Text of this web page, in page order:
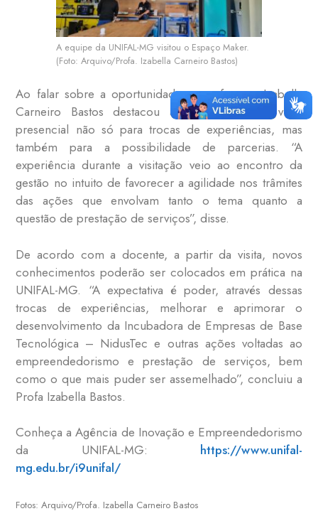
A equipe da UNIFAL-MG visitou o Espaço Maker.
(Foto: Arquivo/Profa. Izabella Carneiro Bastos)
Ao falar sobre a oportunidade, a professora Izabella
Carneiro Bastos destacou a importância da visita
presencial não só para trocas de experiências, mas
também para a possibilidade de parcerias. “A
experiência durante a visitação veio ao encontro da
gestão no intuito de favorecer a agilidade nos trâmites
das ações que envolvam tanto o tema quanto a
questão de prestação de serviços”, disse.
De acordo com a docente, a partir da visita, novos
conhecimentos poderão ser colocados em prática na
UNIFAL-MG. “A expectativa é poder, através dessas
trocas de experiências, melhorar e aprimorar o
desenvolvimento da Incubadora de Empresas de Base
Tecnológica – NidusTec e outras ações voltadas ao
empreendedorismo e prestação de serviços, bem
como o que mais puder ser assemelhado”, concluiu a
Profa Izabella Bastos.
Conheça a Agência de Inovação e Empreendedorismo
da UNIFAL-MG: https://www.unifal-
mg.edu.br/i9unifal/
Fotos: Arquivo/Profa. Izabella Carneiro Bastos